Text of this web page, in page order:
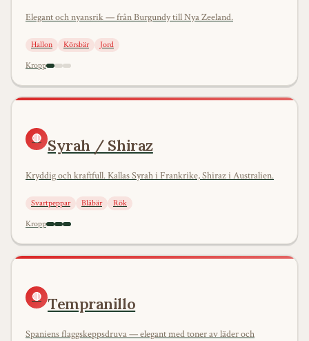
Elegant och nyansrik — från Burgundy till Nya Zeeland.
Hallon Körsbär
Jord
Kropp
🔴 Syrah / Shiraz
Kryddig och kraftfull. Kallas Syrah i Frankrike, Shiraz i Australien.
Svartpeppar Blåbär
Rök
Kropp
🔴 Tempranillo
Spaniens flaggskeppsdruva — elegant med toner av läder och